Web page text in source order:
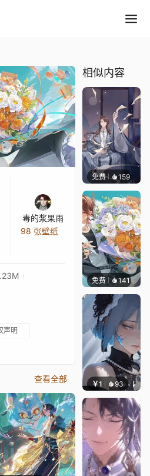
毒的浆果雨
98 张壁纸
声明
查看全部
相似内容
免费 159毒的
免费 141毒的
￥1 93 辰东